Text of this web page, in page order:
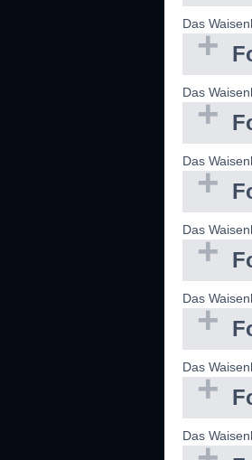
Das
Das
Das
Das
Das
Das
Das